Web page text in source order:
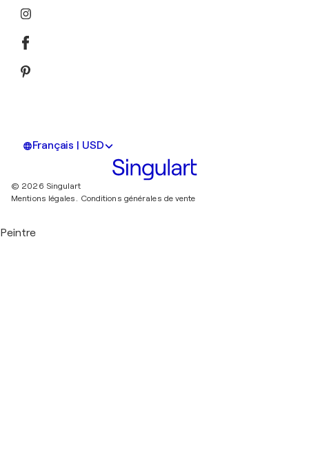
Français | USD
© 2026 Singulart
Mentions légales. Conditions générales de vente
Peintre